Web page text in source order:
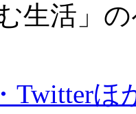
生活」
Twitterほ